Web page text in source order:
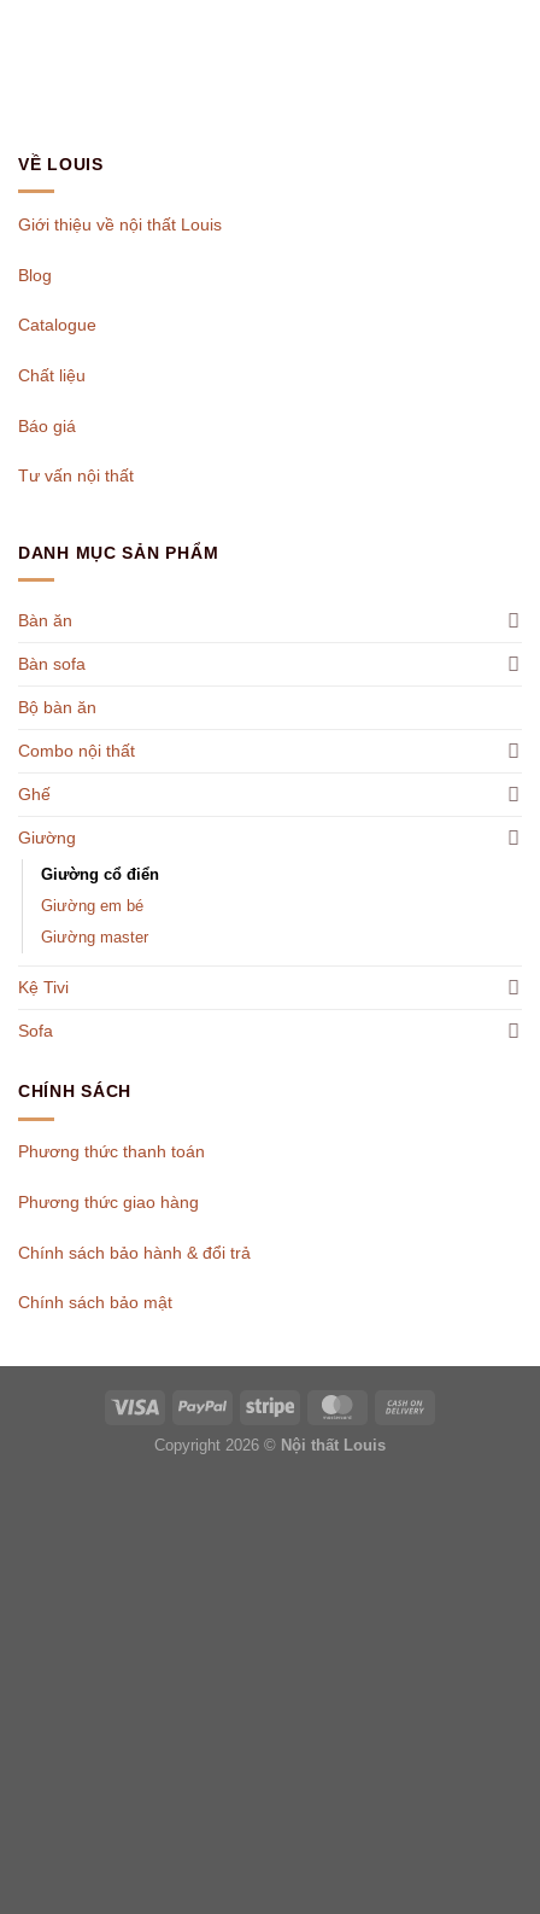
VỀ LOUIS
Giới thiệu về nội thất Louis
Blog
Catalogue
Chất liệu
Báo giá
Tư vấn nội thất
DANH MỤC SẢN PHẨM
Bàn ăn
Bàn sofa
Bộ bàn ăn
Combo nội thất
Ghế
Giường
Giường cổ điển
Giường em bé
Giường master
Kệ Tivi
Sofa
CHÍNH SÁCH
Phương thức thanh toán
Phương thức giao hàng
Chính sách bảo hành & đổi trả
Chính sách bảo mật
Copyright 2026 © Nội thất Louis